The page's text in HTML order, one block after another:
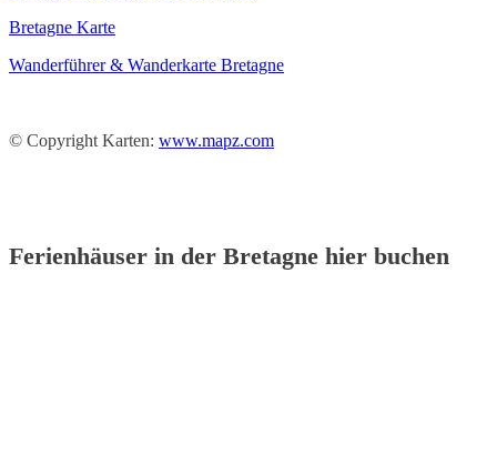
Bretagne Karte
Wanderführer & Wanderkarte Bretagne
© Copyright Karten: www.mapz.com
Ferienhäuser in der Bretagne hier buchen